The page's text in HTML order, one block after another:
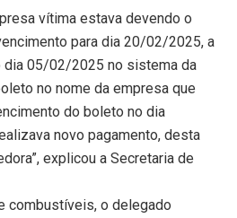
vítima estava devendo o
para dia 20/02/2025, a
dia 05/02/2025 no sistema da
no nome da empresa que
do boleto no dia
novo pagamento, desta
explicou a Secretaria de
combustíveis, o delegado